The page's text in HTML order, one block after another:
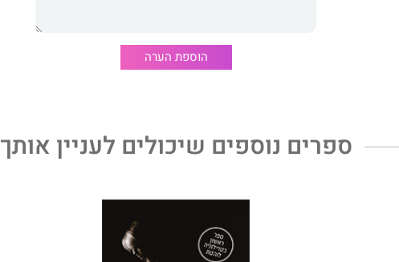
בבלוג של האנטר, weweretheluckyones.com, ניתן למצוא הצצות אל מאחורי
המחקר המקיף שדרש פרויקט זה. האנטר מתגוררת בקונטיקט עם בעלה
הוספת הערה
ספרים נוספים שיכולים לעניין אותך